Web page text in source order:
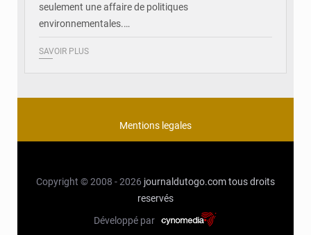
seulement une affaire de politiques
environnementales.…
SAVOIR PLUS
Mentions legales
Copyright © 2008 - 2026 journaldutogo.comtous droits
reservés
Développé par